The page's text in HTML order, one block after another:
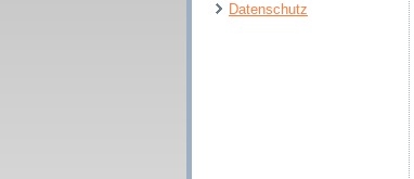
Datenschutz